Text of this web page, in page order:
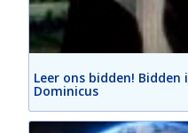
Leer ons bidden! Bidden
Dominicus